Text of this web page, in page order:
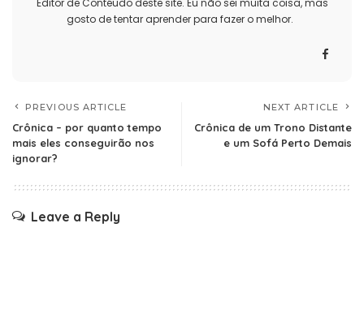
Editor de Contéudo deste site. Eu não sei muita coisa, mas
gosto de tentar aprender para fazer o melhor.
PREVIOUS ARTICLE
Crônica – por quanto tempo
mais eles conseguirão nos
ignorar?
NEXT ARTICLE
Crônica de um Trono Distante
e um Sofá Perto Demais
Leave a Reply